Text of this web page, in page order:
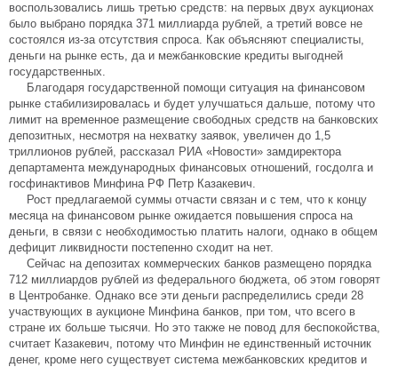
воспользовались лишь третью средств: на первых двух аукционах
было выбрано порядка 371 миллиарда рублей, а третий вовсе не
состоялся из-за отсутствия спроса. Как объясняют специалисты,
деньги на рынке есть, да и межбанковские кредиты выгодней
государственных.
Благодаря государственной помощи ситуация на финансовом
рынке стабилизировалась и будет улучшаться дальше, потому что
лимит на временное размещение свободных средств на банковских
депозитных, несмотря на нехватку заявок, увеличен до 1,5
триллионов рублей, рассказал РИА «Новости» замдиректора
департамента международных финансовых отношений, госдолга и
госфинактивов Минфина РФ Петр Казакевич.
Рост предлагаемой суммы отчасти связан и с тем, что к концу
месяца на финансовом рынке ожидается повышения спроса на
деньги, в связи с необходимостью платить налоги, однако в общем
дефицит ликвидности постепенно сходит на нет.
Сейчас на депозитах коммерческих банков размещено порядка
712 миллиардов рублей из федерального бюджета, об этом говорят
в Центробанке. Однако все эти деньги распределились среди 28
участвующих в аукционе Минфина банков, при том, что всего в
стране их больше тысячи. Но это также не повод для беспокойства,
считает Казакевич, потому что Минфин не единственный источник
денег, кроме него существует система межбанковских кредитов и